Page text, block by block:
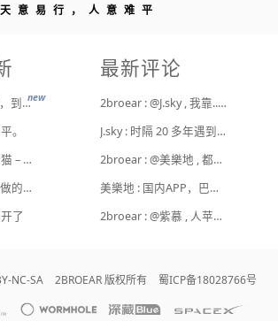
天意易行，人意难平
中国特色APP，到底谁来治？new
。
小区里的小花猫 – 日常记事（二百二十）
最近让AI帮忙做的一些事
了
最新评论
2broear : @J.sky , 我靠.. 心情复杂 [ Emoji Image ]
J.sky : 时隔 20 多年遇到前任，你猜会是什么感觉？前几天和老婆去超市，巧不巧老婆去看其他商品了，就这么两分钟的功夫，我和前任迎面相遇，我看了一眼她，她也看到我了，谁都没说话，我感觉她恐慌的逃走了。我们擦肩而过，按道理这个年龄本不应该两个人单独在超市相遇，除非单身。所以，我猜她离婚了？搞不好她可能以为我也离婚了？哈哈哈
2broear : @美樂地 , 都是利益驱使，盈利手段不行
美樂地 : 国内APP，巴不得塞入全家桶到你手机，我更喜欢国外的小而美软件
2broear : @紫慕 , 人苹果压根不靠这些下三滥手段挣钱，等等又要说我大清自有国情在此了😂..
NC-SA 2BROEAR 版权所有 蜀ICP备18028766号